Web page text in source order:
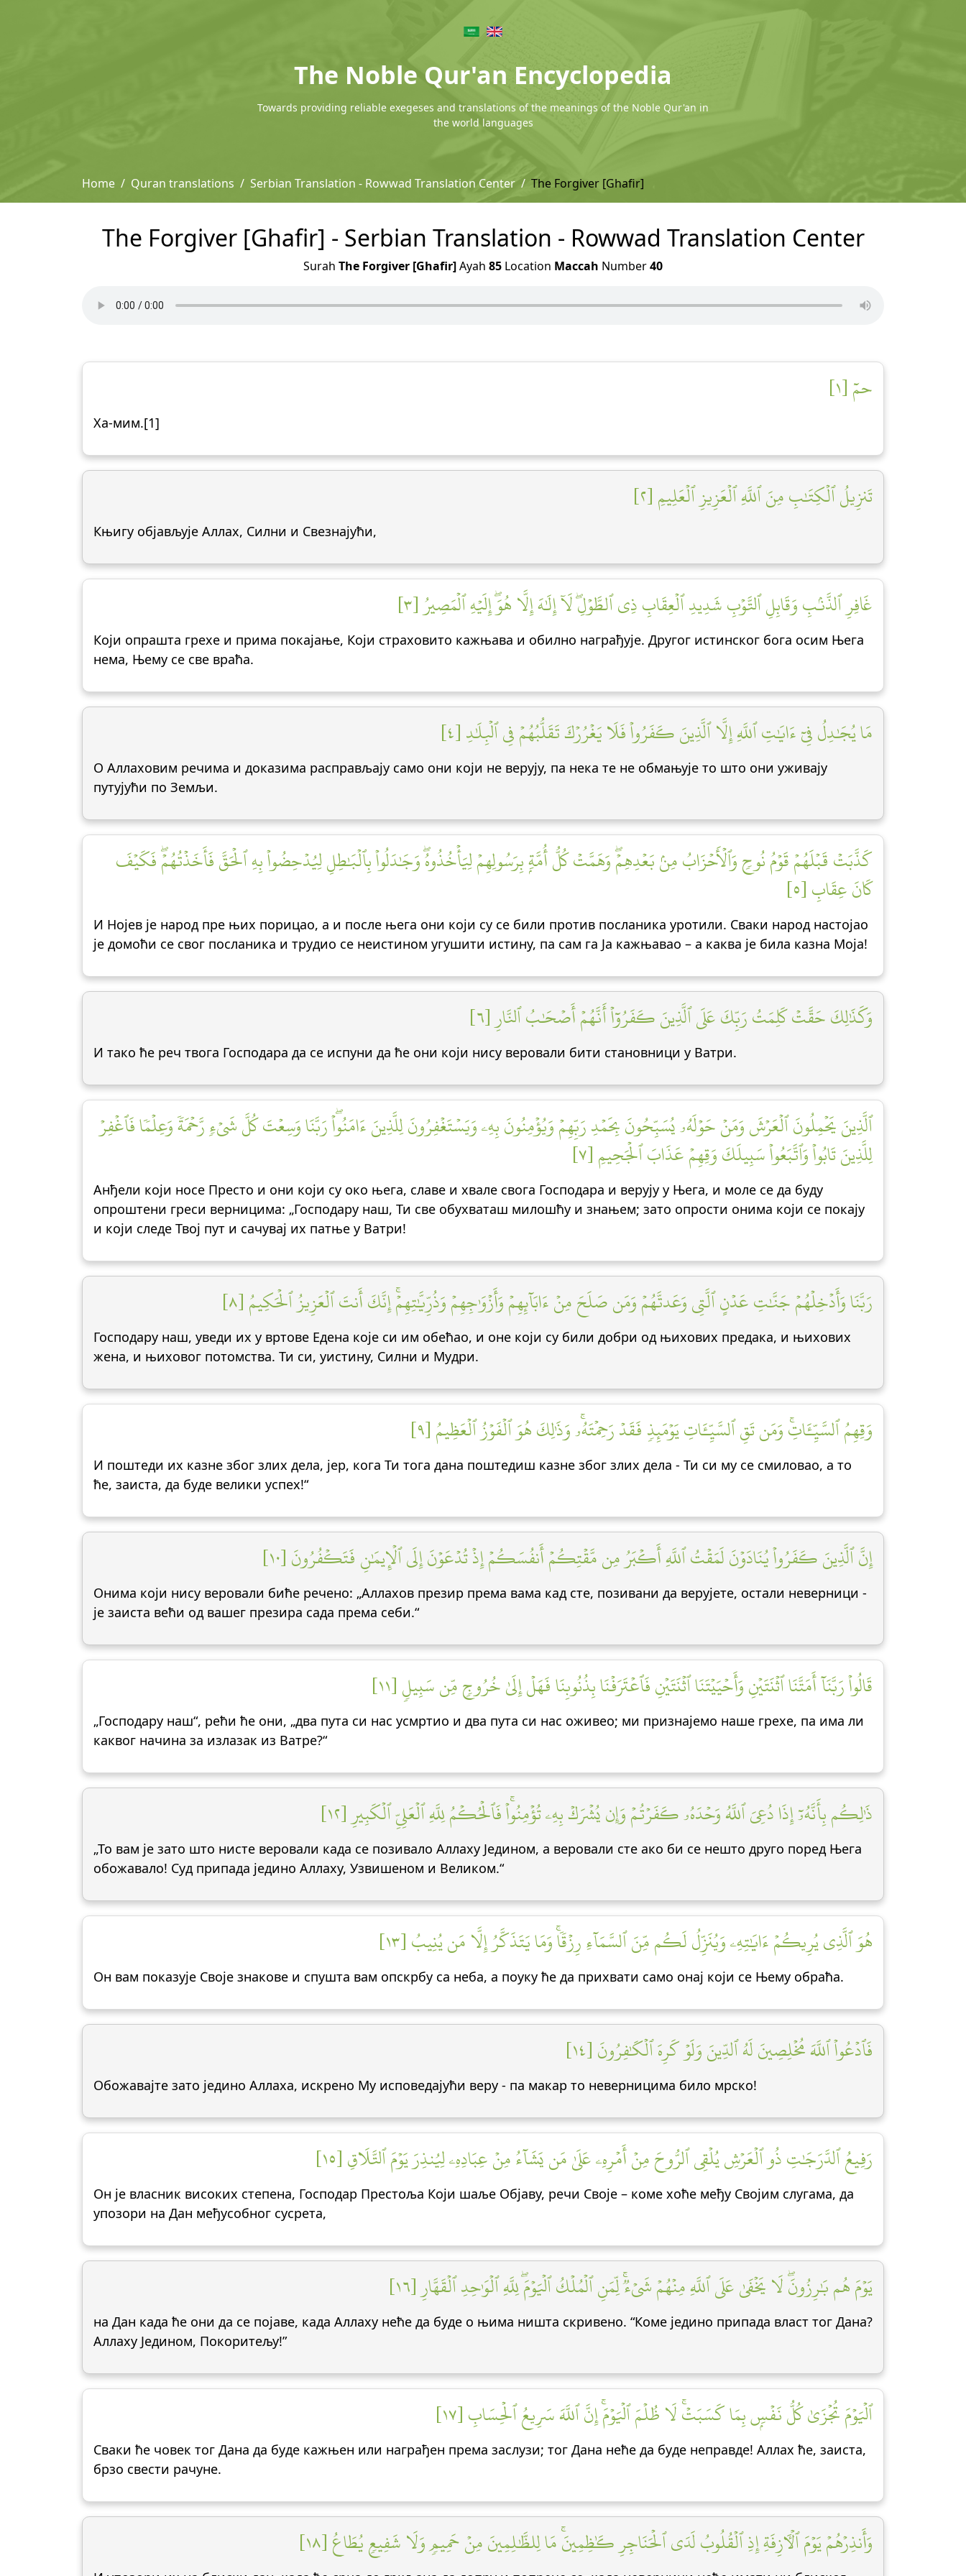
The Noble Qur'an Encyclopedia
Towards providing reliable exegeses and translations of the meanings of the Noble Qur'an in
the world languages
Home Quran translations Serbian Translation - Rowwad Translation Center The Forgiver [Ghafir]
The Forgiver [Ghafir] - Serbian Translation - Rowwad Translation Center
Surah The Forgiver [Ghafir]Ayah 85 Location Maccah Number40
حمٓ [١]
Ха-мим.[1]
تَنزِيلُ ٱلۡكِتَٰبِ مِنَ ٱللَّهِ ٱلۡعَزِيزِ ٱلۡعَلِيمِ [٢]
Књигу објављује Аллах, Силни и Свезнајући,
غَافِرِ ٱلذَّنۢبِ وَقَابِلِ ٱلتَّوۡبِ شَدِيدِ ٱلۡعِقَابِ ذِي ٱلطَّوۡلِۖ لَآ إِلَٰهَ إِلَّا هُوَۖ إِلَيۡهِ ٱلۡمَصِيرُ [٣]
Који опрашта грехе и прима покајање, Који страховито кажњава и обилно награђује. Другог истинског бога осим Њега
нема, Њему се све враћа.
مَا يُجَٰدِلُ فِيٓ ءَايَٰتِ ٱللَّهِ إِلَّا ٱلَّذِينَ كَفَرُواْ فَلَا يَغۡرُرۡكَ تَقَلُّبُهُمۡ فِي ٱلۡبِلَٰدِ [٤]
О Аллаховим речима и доказима расправљају само они који не верују, па нека те не обмањује то што они уживају
путујући по Земљи.
كَذَّبَتۡ قَبۡلَهُمۡ قَوۡمُ نُوحٖ وَٱلۡأَحۡزَابُ مِنۢ بَعۡدِهِمۡۖ وَهَمَّتۡ كُلُّ أُمَّةِۭ بِرَسُولِهِمۡ لِيَأۡخُذُوهُۖ وَجَٰدَلُواْ بِٱلۡبَٰطِلِ لِيُدۡحِضُواْ بِهِ ٱلۡحَقَّ فَأَخَذۡتُهُمۡۖ فَكَيۡفَ
كَانَ عِقَابِ [٥]
И Нојев је народ пре њих порицао, а и после њега они који су се били против посланика уротили. Сваки народ настојао
је домоћи се свог посланика и трудио се неистином угушити истину, па сам га Ја кажњавао – а каква је била казна Моја!
وَكَذَٰلِكَ حَقَّتۡ كَلِمَتُ رَبِّكَ عَلَى ٱلَّذِينَ كَفَرُوٓاْ أَنَّهُمۡ أَصۡحَٰبُ ٱلنَّارِ [٦]
И тако ће реч твога Господара да се испуни да ће они који нису веровали бити становници у Ватри.
ٱلَّذِينَ يَحۡمِلُونَ ٱلۡعَرۡشَ وَمَنۡ حَوۡلَهُۥ يُسَبِّحُونَ بِحَمۡدِ رَبِّهِمۡ وَيُؤۡمِنُونَ بِهِۦ وَيَسۡتَغۡفِرُونَ لِلَّذِينَ ءَامَنُواْۖ رَبَّنَا وَسِعۡتَ كُلَّ شَيۡءٖ رَّحۡمَةٗ وَعِلۡمٗا فَٱغۡفِرۡ
لِلَّذِينَ تَابُواْ وَٱتَّبَعُواْ سَبِيلَكَ وَقِهِمۡ عَذَابَ ٱلۡجَحِيمِ [٧]
Анђели који носе Престо и они који су око њега, славе и хвале свога Господара и верују у Њега, и моле се да буду
опроштени греси верницима: „Господару наш, Ти све обухваташ милошћу и знањем; зато опрости онима који се покају
и који следе Твој пут и сачувај их патње у Ватри!
رَبَّنَا وَأَدۡخِلۡهُمۡ جَنَّٰتِ عَدۡنٍ ٱلَّتِي وَعَدتَّهُمۡ وَمَن صَلَحَ مِنۡ ءَابَآئِهِمۡ وَأَزۡوَٰجِهِمۡ وَذُرِّيَّٰتِهِمۡۚ إِنَّكَ أَنتَ ٱلۡعَزِيزُ ٱلۡحَكِيمُ [٨]
Господару наш, уведи их у вртове Едена које си им обећао, и оне који су били добри од њихових предака, и њихових
жена, и њиховог потомства. Ти си, уистину, Силни и Мудри.
وَقِهِمُ ٱلسَّيِّـَٔاتِۚ وَمَن تَقِ ٱلسَّيِّـَٔاتِ يَوۡمَئِذٖ فَقَدۡ رَحِمۡتَهُۥۚ وَذَٰلِكَ هُوَ ٱلۡفَوۡزُ ٱلۡعَظِيمُ [٩]
И поштеди их казне због злих дела, јер, кога Ти тога дана поштедиш казне због злих дела - Ти си му се смиловао, а то
ће, заиста, да буде велики успех!“
إِنَّ ٱلَّذِينَ كَفَرُواْ يُنَادَوۡنَ لَمَقۡتُ ٱللَّهِ أَكۡبَرُ مِن مَّقۡتِكُمۡ أَنفُسَكُمۡ إِذۡ تُدۡعَوۡنَ إِلَى ٱلۡإِيمَٰنِ فَتَكۡفُرُونَ [١٠]
Онима који нису веровали биће речено: „Аллахов презир према вама кад сте, позивани да верујете, остали неверници -
је заиста већи од вашег презира сада према себи.“
قَالُواْ رَبَّنَآ أَمَتَّنَا ٱثۡنَتَيۡنِ وَأَحۡيَيۡتَنَا ٱثۡنَتَيۡنِ فَٱعۡتَرَفۡنَا بِذُنُوبِنَا فَهَلۡ إِلَىٰ خُرُوجٖ مِّن سَبِيلٖ [١١]
„Господару наш“, рећи ће они, „два пута си нас усмртио и два пута си нас оживео; ми признајемо наше грехе, па има ли
каквог начина за излазак из Ватре?“
ذَٰلِكُم بِأَنَّهُۥٓ إِذَا دُعِيَ ٱللَّهُ وَحۡدَهُۥ كَفَرۡتُمۡ وَإِن يُشۡرَكۡ بِهِۦ تُؤۡمِنُواْۚ فَٱلۡحُكۡمُ لِلَّهِ ٱلۡعَلِيِّ ٱلۡكَبِيرِ [١٢]
„То вам је зато што нисте веровали када се позивало Аллаху Једином, а веровали сте ако би се нешто друго поред Њега
обожавало! Суд припада једино Аллаху, Узвишеном и Великом.“
هُوَ ٱلَّذِي يُرِيكُمۡ ءَايَٰتِهِۦ وَيُنَزِّلُ لَكُم مِّنَ ٱلسَّمَآءِ رِزۡقٗاۚ وَمَا يَتَذَكَّرُ إِلَّا مَن يُنِيبُ [١٣]
Он вам показује Своје знакове и спушта вам опскрбу са неба, а поуку ће да прихвати само онај који се Њему обраћа.
فَٱدۡعُواْ ٱللَّهَ مُخۡلِصِينَ لَهُ ٱلدِّينَ وَلَوۡ كَرِهَ ٱلۡكَٰفِرُونَ [١٤]
Обожавајте зато једино Аллаха, искрено Му исповедајући веру - па макар то неверницима било мрско!
رَفِيعُ ٱلدَّرَجَٰتِ ذُو ٱلۡعَرۡشِ يُلۡقِي ٱلرُّوحَ مِنۡ أَمۡرِهِۦ عَلَىٰ مَن يَشَآءُ مِنۡ عِبَادِهِۦ لِيُنذِرَ يَوۡمَ ٱلتَّلَاقِ [١٥]
Он је власник високих степена, Господар Престоља Који шаље Објаву, речи Своје – коме хоће међу Својим слугама, да
упозори на Дан међусобног сусрета,
يَوۡمَ هُم بَٰرِزُونَۖ لَا يَخۡفَىٰ عَلَى ٱللَّهِ مِنۡهُمۡ شَيۡءٞۚ لِّمَنِ ٱلۡمُلۡكُ ٱلۡيَوۡمَۖ لِلَّهِ ٱلۡوَٰحِدِ ٱلۡقَهَّارِ [١٦]
на Дан када ће они да се појаве, када Аллаху неће да буде о њима ништа скривено. “Коме једино припада власт тог Дана?
Аллаху Једином, Покоритељу!”
ٱلۡيَوۡمَ تُجۡزَىٰ كُلُّ نَفۡسِۭ بِمَا كَسَبَتۡۚ لَا ظُلۡمَ ٱلۡيَوۡمَۚ إِنَّ ٱللَّهَ سَرِيعُ ٱلۡحِسَابِ [١٧]
Сваки ће човек тог Дана да буде кажњен или награђен према заслузи; тог Дана неће да буде неправде! Аллах ће, заиста,
брзо свести рачуне.
وَأَنذِرۡهُمۡ يَوۡمَ ٱلۡأٓزِفَةِ إِذِ ٱلۡقُلُوبُ لَدَى ٱلۡحَنَاجِرِ كَٰظِمِينَۚ مَا لِلظَّٰلِمِينَ مِنۡ حَمِيمٖ وَلَا شَفِيعٖ يُطَاعُ [١٨]